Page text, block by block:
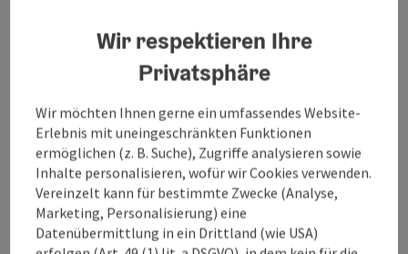
vorheriges Element
nächstes Element
Wir respektieren Ihre
Privatsphäre
Wir möchten Ihnen gerne ein umfassendes Website-
Erlebnis mit uneingeschränkten Funktionen
ermöglichen (z. B. Suche), Zugriffe analysieren sowie
Inhalte personalisieren, wofür wir Cookies verwenden.
Vereinzelt kann für bestimmte Zwecke (Analyse,
Marketing, Personalisierung) eine
Datenübermittlung in ein Drittland (wie USA)